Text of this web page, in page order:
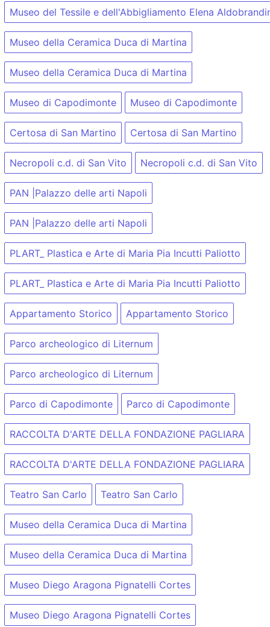
Museo del Tessile e dell'Abbigliamento Elena
Museo della Ceramica Duca di Martina
Museo della Ceramica Duca di Martina
Museo di Capodimonte Museo di Capodimonte
Certosa di San Martino Certosa di San Martino
Necropoli c.d. di San Vito Necropoli c.d. di San Vito
PAN |Palazzo delle arti Napoli
PAN |Palazzo delle arti Napoli
PLART_ Plastica e Arte di Maria Pia Incutti Paliotto
PLART_ Plastica e Arte di Maria Pia Incutti Paliotto
Appartamento Storico Appartamento Storico
Parco archeologico di Liternum
Parco archeologico di Liternum
Parco di Capodimonte Parco di Capodimonte
RACCOLTA D'ARTE DELLA FONDAZIONE PAGLIARA
RACCOLTA D'ARTE DELLA FONDAZIONE PAGLIARA
Teatro San Carlo Teatro San Carlo
Museo della Ceramica Duca di Martina
Museo della Ceramica Duca di Martina
Museo Diego Aragona Pignatelli Cortes
Museo Diego Aragona Pignatelli Cortes